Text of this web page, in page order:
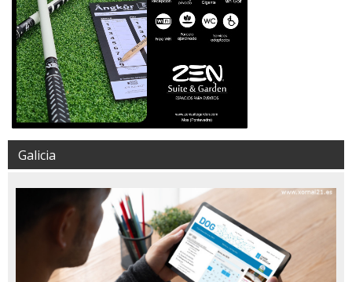
Galicia